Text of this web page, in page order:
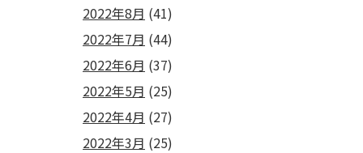
2022年8月 (41)
2022年7月 (44)
2022年6月 (37)
2022年5月 (25)
2022年4月 (27)
2022年3月 (25)